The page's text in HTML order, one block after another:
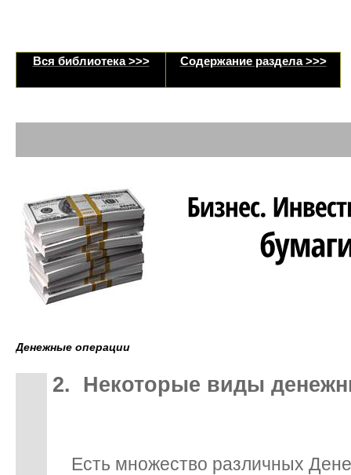
Вся библиотека >>> Содержание раздела >>>
Денежные операции
2. Некоторые виды
Есть множество различных